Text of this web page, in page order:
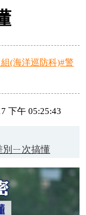
(海洋巡防科)#警
下午 05:25:43
別ㄧ次搞懂